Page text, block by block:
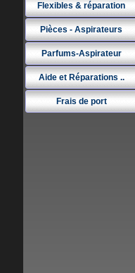
Flexibles & réparation
Pièces - Aspirateurs
Parfums-Aspirateur
Aide et Réparations ..
Frais de port